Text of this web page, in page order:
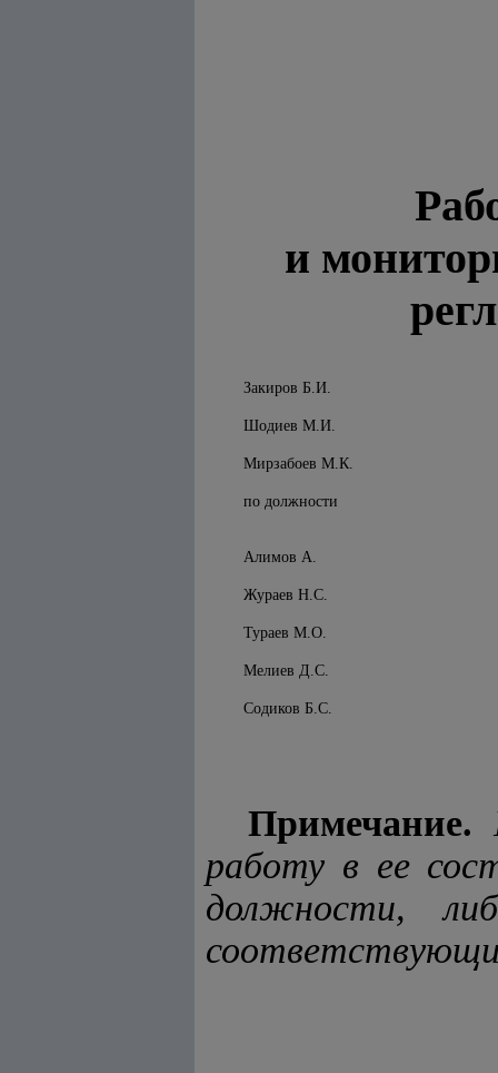
и
Закиров Б.И.
Шодиев М.И.
Мирзабоев М.К.
по должности
Алимов А.
Жураев Н.С.
Тураев М.О.
Мелиев Д.С.
Содиков Б.С.
Примечание.
работу в ее
должности,